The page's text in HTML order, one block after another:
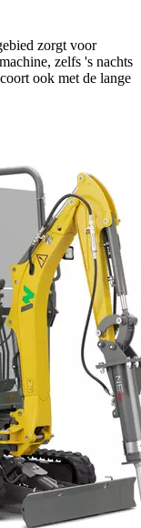
zorgt voor
zelfs 's nachts
ook met de lange